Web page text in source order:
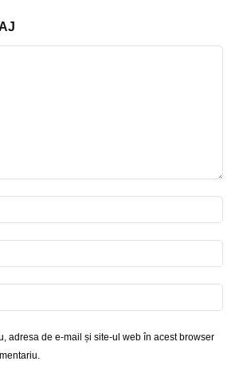
adresa de e-mail și site-ul web în acest browser